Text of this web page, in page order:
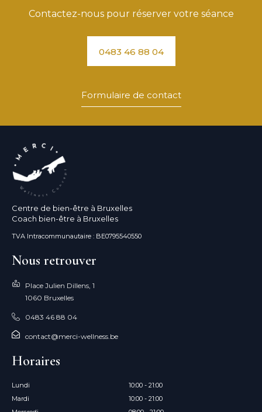
Contactez-nous pour réserver votre séance
0483 46 88 04
Formulaire de contact
Centre de bien-être à Bruxelles
Coach bien-être à Bruxelles
TVA Intracommunautaire : BE0795540550
Nous retrouver
Place Julien Dillens, 1
1060 Bruxelles
0483 46 88 04
contact@merci-wellness.be
Horaires
Lundi
10:00 - 21:00
Mardi
10:00 - 21:00